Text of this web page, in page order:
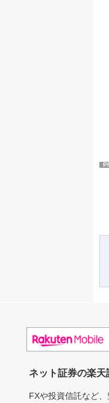
ネット証券の楽
FXや投資信託など